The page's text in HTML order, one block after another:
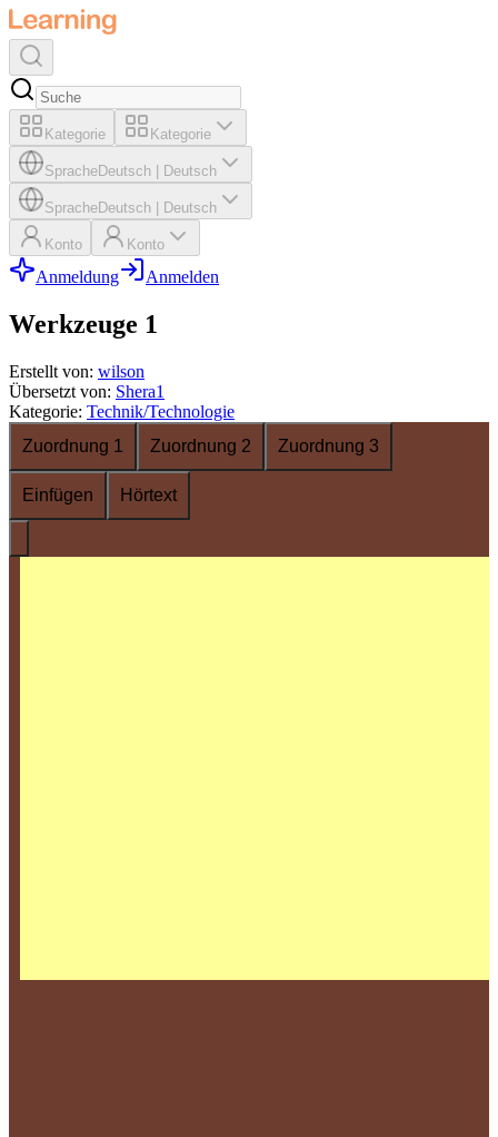
Kategorie Kategorie
SpracheDeutsch Deutsch
SpracheDeutsch Deutsch
Konto Konto
Anmeldung Anmelden
Werkzeuge 1
Erstellt von: wilson
Übersetzt von: Shera1
Kategorie: Technik/Technologie
Zuordnung 1
Zuordnung 2 Zuordnung 3
Einfügen Hörtext